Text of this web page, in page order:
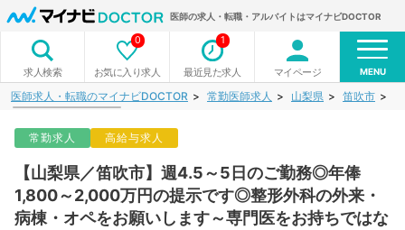
医師の求人・転職・アルバイトはマイナビDOCTOR
求人検索 お気に入り求人
0
最近見た求人
1
マイページ MENU
医師求人・転職のマイナビDOCTOR 常勤医師求人 山梨県 笛吹市
常勤求人 高給与求人
【山梨県／笛吹市】週4.5～5日のご勤務◎年俸
1,800～2,000万円の提示です◎整形外科の外来・
病棟・オペをお願いします～専門医をお持ちではな